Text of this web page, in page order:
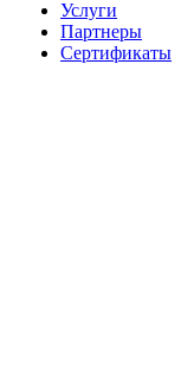
Услуги
Партнеры
Сертификаты